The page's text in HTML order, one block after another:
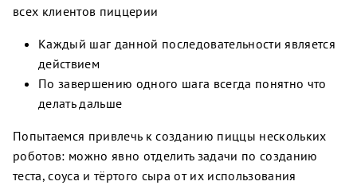
всех клиентов пиццерии
Каждый шаг данной последовательности является
действием
По завершению одного шага всегда понятно что
делать дальше
Попытаемся привлечь к созданию пиццы нескольких
роботов: можно явно отделить задачи по созданию
теста, соуса и тёртого сыра от их использования